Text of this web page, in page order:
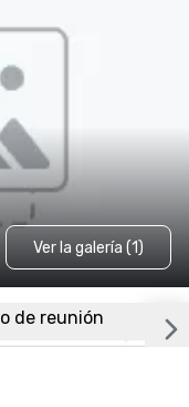
Ver la galería (1)
de reunión